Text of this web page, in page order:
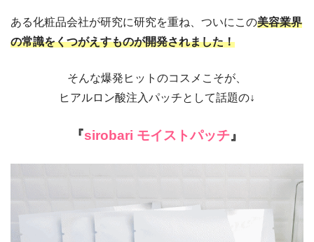
ある化粧品会社が研究に研究を重ね、ついにこの美容業界
の常識をくつがえすものが開発されました！
そんな爆発ヒットのコスメこそが、
ヒアルロン酸注入パッチとして話題の↓
『sirobari モイストパッチ』